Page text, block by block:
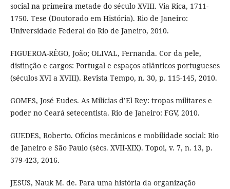
social na primeira metade do século XVIII. Via Rica, 1711-
1750. Tese (Doutorado em História). Rio de Janeiro:
Universidade Federal do Rio de Janeiro, 2010.
FIGUEROA-RÊGO, João; OLIVAL, Fernanda. Cor da pele,
distinção e cargos: Portugal e espaços atlânticos portugueses
(séculos XVI a XVIII). Revista Tempo, n. 30, p. 115-145, 2010.
GOMES, José Eudes. As Milícias d’El Rey: tropas militares e
poder no Ceará setecentista. Rio de Janeiro: FGV, 2010.
GUEDES, Roberto. Ofícios mecânicos e mobilidade social: Rio
de Janeiro e São Paulo (sécs. XVII-XIX). Topoi, v. 7, n. 13, p.
379-423, 2016.
JESUS, Nauk M. de. Para uma história da organização